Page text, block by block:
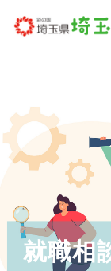
就職相